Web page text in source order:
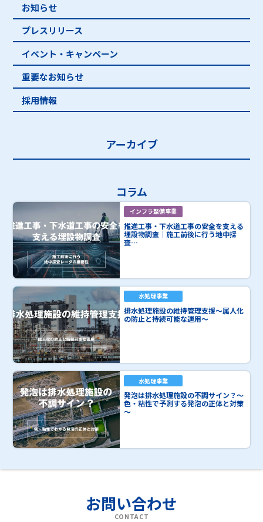
お知らせ
プレスリリース
イベント・キャンペーン
重要なお知らせ
採用情報
アーカイブ
コラム
インフラ整備事業
推進工事・下水道工事の安全を支える
埋設物調査｜施工前後に行う地中探
査…
水処理事業
排水処理施設の維持管理支援～属人化
の防止と持続可能な運用～
水処理事業
発泡は排水処理施設の不調サイン？～
色・粘性で予測する発泡の正体と対策
～
お問い合わせ
CONTACT